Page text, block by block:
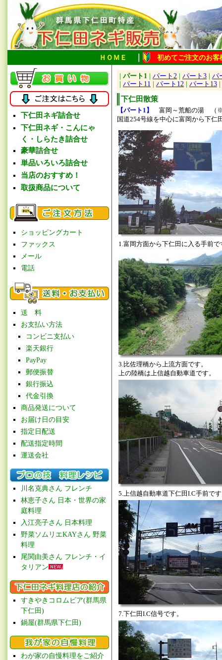
ＨＯＭＥ 初めてご注文のお客
下仁田ネギ詰合せ
下仁田ネギ・こんにゃ
く・しらたき詰合せ
豪華詰合せ
単品いろいろ詰合せ
当店のおすすめ！
取扱商品について
ショッピングカート
ファックス
メール
電話
送 料
お支払い方法
コンビニ支払い
楽天銀行
PayPay
郵便振替
銀行振込
代金引換
商品発送について
お届け日の目安
指定日配送
配送指定時間
運送会社
川名克典さん フレンチ
林恵子さん 日本・世界の家
庭料理
入江亮子さん 日本料理
野菜ソムリエKAYさん 野菜
料理
尾関由美さん フレンチ・イ
タリアン
すきやきコロムビア(群馬県
下仁田)
鍋屋(群馬県下仁田)
わが家の自慢料理をご紹介
パート1 パート2 パート3
パ
パート11 パート12 パート13
下仁田散策
【パート1】
富岡～荒船の湯 （※
国道254号線を中心に富岡から下仁
1.富岡方面から下仁田に入る手前で
3.比佐理橋から上流方面です。
上の陸橋は上信越自動車道です。
5.上信越自動車道下仁田I.C手前で
7.下仁田I.C信号です。